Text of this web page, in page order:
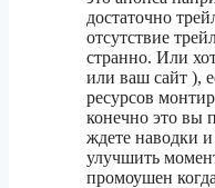
достаточно
отсутствие
странно. Или
или ваш сайт ),
ресурсов
конечно это вы
ждете наводки
улучшить
промоушен